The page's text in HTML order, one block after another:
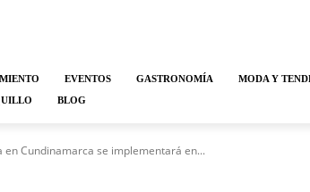
EVENTOS GASTRONOMÍA MODA Y
BLOG
Cundinamarca se implementará en...